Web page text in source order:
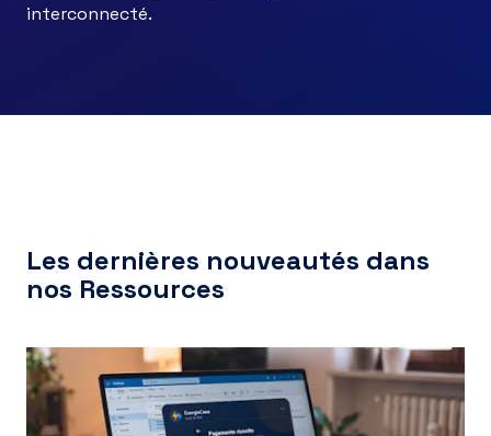
interconnecté.
Les dernières nouveautés dans
nos Ressources